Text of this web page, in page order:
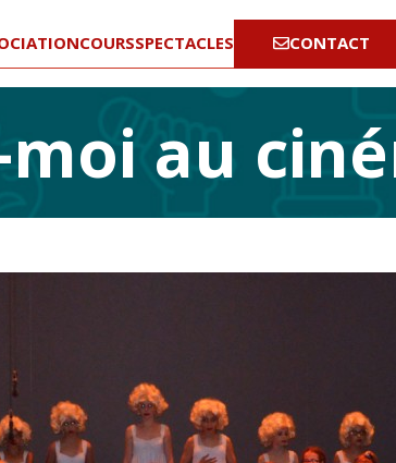
COURSSPECTACLES CONTACT
au